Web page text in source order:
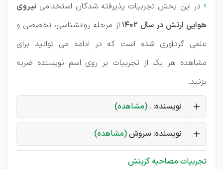
 در این بخش تجربیات پذیرفته شدگان استخدامی نیروی
هوایی ارتش در سال 1402
از مرحله روانشناسی، تخصصی و
علمی گردآوری شده است که در ادامه می توانید برای
مشاهده هر یک از تجربیات بر روی اسم نویسنده ضربه
بزنید.
نویسنده: . (مشاهده)
نویسنده: سروش(مشاهده)
تجربیات مصاحبه گزینش